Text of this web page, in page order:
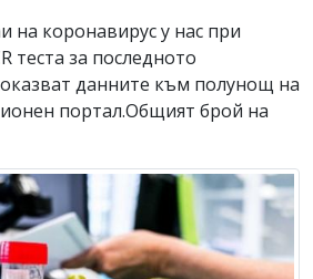
на коронавирус у нас при
теста за последното
данните към полунощ на
портал.Общият брой на